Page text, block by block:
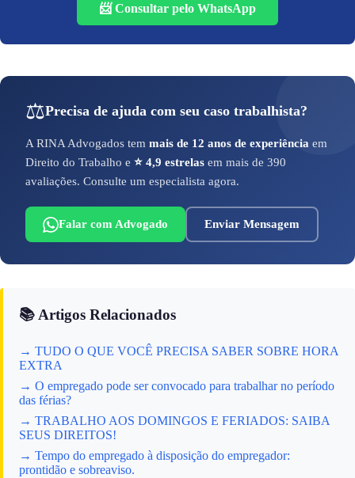
📨 Consultar pelo WhatsApp
⚖️Precisa de ajuda com seu caso trabalhista?
A RINA Advogados tem mais de 12 anos de experiência em
Direito do Trabalho e ⭐ 4,9 estrelas em mais de 390
avaliações. Consulte um especialista agora.
Falar com Advogado Enviar Mensagem
📚 Artigos Relacionados
→ TUDO O QUE VOCÊ PRECISA SABER SOBRE HORA
EXTRA
→ O empregado pode ser convocado para trabalhar no período
das férias?
→ TRABALHO AOS DOMINGOS E FERIADOS: SAIBA
SEUS DIREITOS!
→ Tempo do empregado à disposição do empregador:
prontidão e sobreaviso.